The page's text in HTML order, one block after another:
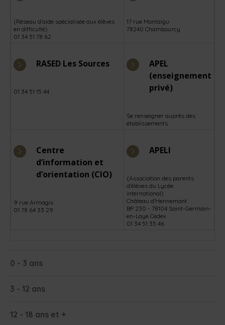
(Réseau d’aide spécialisée aux élèves
en difficulté)
01 34 51 78 62
17 rue Montaigu
78240 Chambourcy
RASED Les Sources
01 34 51 15 44
APEL
(enseignement
privé)
Se renseigner auprès des
établissements.
Centre
d’information et
d’orientation (CIO)
9 rue Armagis
01 78 64 33 29
APELI
(Association des parents
d’élèves du Lycée
international)
Château d’Hennemont
BP 230 - 78104 Saint-Germain-
en-Laye Cedex
01 34 51 35 46
0 - 3 ans
3 - 12 ans
12 - 18 ans et +